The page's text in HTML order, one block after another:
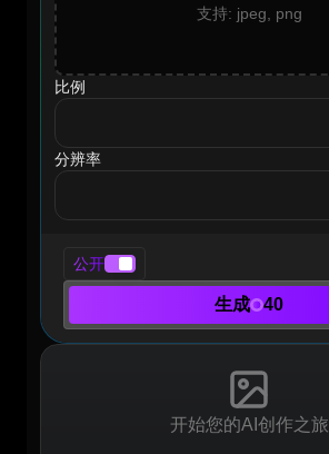
支持: jpeg, png
比例
ratio
分辨率
resolution
公开
生成 40
开始您的AI创作之旅